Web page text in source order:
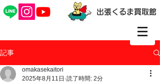
出張くるま買取館
記事
omakasekaitori
2025年8月11日 読了時間: 2分